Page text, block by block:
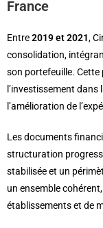
France
Entre2019 et 2021,
consolidation,
son portefeuille. Cette
l’investissement
l’amélioration de
Les documents
structuration
stabilisée et un
un ensemble
établissements et de